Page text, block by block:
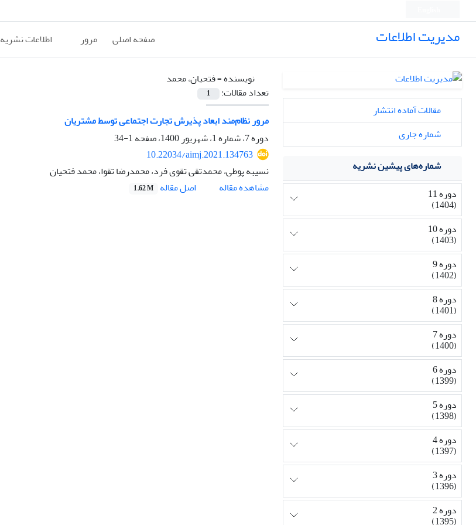
مدیریت اطلاعات صفحه اصلی مرور اطلاعات نشریه
نویسنده =فتحیان، محمد
تعداد مقالات:
1
مرور نظام‌مند ابعاد پذیرش تجارت اجتماعی توسط مشتریان
دوره 7، شماره 1، شهریور 1400، صفحه
1-34
10.22034/aimj.2021.134763
نسیبه پوطی، محمدتقی تقوی فرد، محمدرضا تقوا، محمد فتحیان
مشاهده مقاله
اصل مقاله 1.62 M
مقالات آماده انتشار
شماره جاری
شماره‌های پیشین نشریه
دوره 11
(1404)
دوره 10
(1403)
دوره 9
(1402)
دوره 8
(1401)
دوره 7
(1400)
دوره 6
(1399)
دوره 5
(1398)
دوره 4
(1397)
دوره 3
(1396)
دوره 2